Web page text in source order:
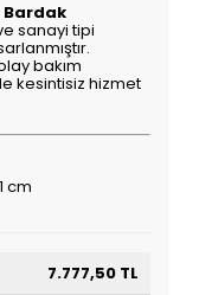
Bardak
sanayi tipi
bakım
kesintisiz hizmet
cm
7.777,50 TL